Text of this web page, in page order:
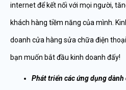
internet để kết nối với mọi người,
khách hàng tiềm năng của mình.
doanh cửa hàng sửa chữa điện
bạn muốn bắt đầu kinh doanh đấy!
Phát triển các ứng dụng